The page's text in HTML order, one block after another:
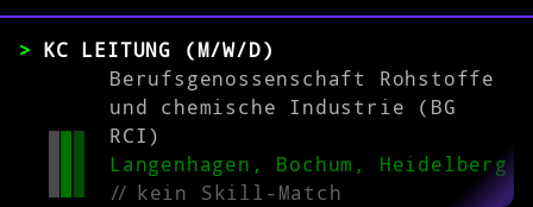
ERFAHRUNG
0-1 2-5
MATCH
KC LEITUNG (M/W/D)
Berufsgenossenschaft Rohstoffe
und chemische Industrie (BG
RCI)
Langenhagen, Bochum, Heidelberg
//kein Skill-Match